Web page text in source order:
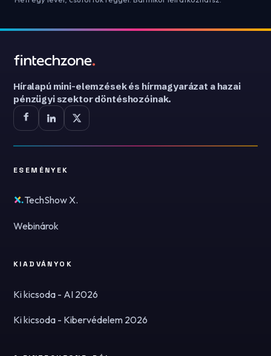
Híralapú mini-elemzések és hírmagyarázat a hazai
pénzügyi szektor döntéshozóinak.
ESEMÉNYEK
TechShow X.
Webinárok
KIADVÁNYOK
Ki kicsoda - AI 2026
Ki kicsoda - Kibervédelem 2026